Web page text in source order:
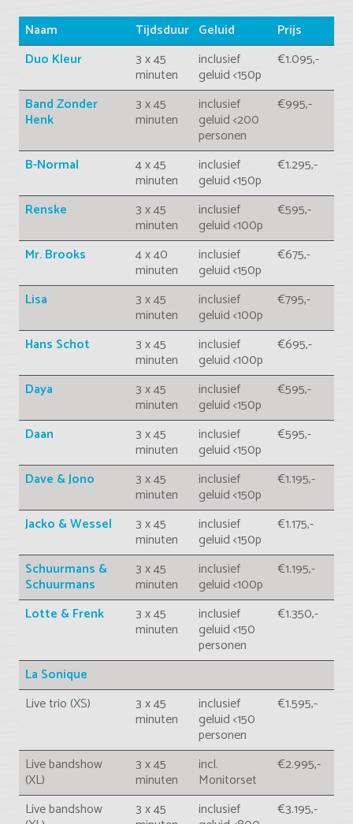
Naam Tijdsduur Geluid
Prijs
Duo Kleur
3 x 45
minuten
inclusief
geluid <150p
€1.095,-
Band Zonder
Henk
3 x 45
minuten
inclusief
geluid <200
personen
€995,-
B-Normal 4 x 45
minuten
inclusief
geluid <150p
€1.295,-
Renske 3 x 45
minuten
inclusief
geluid <100p
€595,-
Mr. Brooks 4 x 40
minuten
inclusief
geluid <150p
€675,-
Lisa 3 x 45
minuten
inclusief
geluid <100p
€795,-
Hans Schot 3 x 45
minuten
inclusief
geluid <100p
€695,-
Daya 3 x 45
minuten
inclusief
geluid <150p
€595,-
Daan 3 x 45
minuten
inclusief
geluid <150p
€595,-
Dave & Jono 3 x 45
minuten
inclusief
geluid <150p
€1.195,-
Jacko & Wessel 3 x 45
minuten
inclusief
geluid <150p
€1.175,-
Schuurmans &
Schuurmans
3 x 45
minuten
inclusief
geluid <100p
€1.195,-
Lotte & Frenk 3 x 45
minuten
inclusief
geluid <150
personen
€1.350,-
La Sonique
Live trio (XS)
3 x 45
minuten
inclusief
geluid <150
personen
€1.595,-
Live bandshow
(XL)
3 x 45
minuten
incl.
Monitorset
€2.995,-
Live bandshow 3 x 45 inclusief €3.195,-